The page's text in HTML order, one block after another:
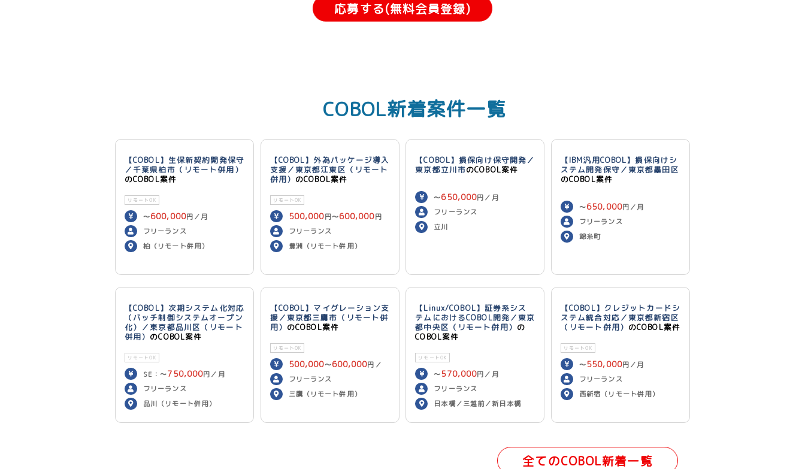
応募する(無料会員登録)
COBOL新着案件一覧
【COBOL】生保新契約開発保守
／千葉県柏市（リモート併用）
のCOBOL案件
リモートOK
〜600,000円／月
フリーランス
柏（リモート併用）
【COBOL】外為パッケージ導入
支援／東京都江東区（リモート
併用） のCOBOL案件
リモートOK
500,000円〜600,000円
／月
フリーランス
豊洲（リモート併用）
【COBOL】損保向け保守開発／
東京都立川市のCOBOL案件
〜650,000円／月
フリーランス
立川
【IBM汎用COBOL】損保向けシ
ステム開発保守／東京都墨田区
のCOBOL案件
〜650,000円／月
フリーランス
錦糸町
【COBOL】次期システム化対応
（バッチ制御システムオープン
化）／東京都品川区（リモート
併用） のCOBOL案件
リモートOK
SE：〜750,000円／月
PG：〜700,000
フリーランス
品川（リモート併用）
【COBOL】マイグレーション支
援／東京都三鷹市（リモート併
用） のCOBOL案件
リモートOK
500,000〜600,000円／
月
フリーランス
三鷹（リモート併用）
【Linux/COBOL】証券系シス
テムにおけるCOBOL開発／東京
都中央区（リモート併用） の
COBOL案件
リモートOK
〜 570,000円／月
フリーランス
日本橋／三越前／新日本橋
【COBOL】クレジットカードシ
ステム統合対応／東京都新宿区
（リモート併用） のCOBOL案件
リモートOK
〜 550,000円／月
フリーランス
西新宿（リモート併用）
全てのCOBOL新着一覧